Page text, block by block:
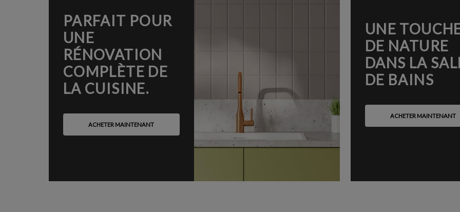
PARFAIT POUR
UNE
RÉNOVATION
COMPLÈTE DE
LA CUISINE.
ACHETER MAINTENANT
UNE
DE NATURE
DANS LA
DE BAINS
ACHETER MAINTENANT